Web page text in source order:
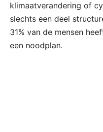
klimaatverandering of
slechts een deel
31% van de mensen
een noodplan.